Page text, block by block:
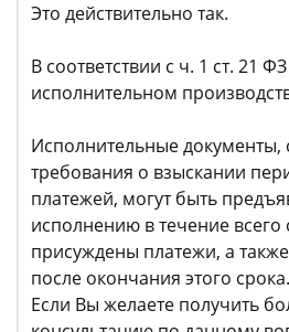
Это действительно так.
В соответствии с ч. 1 ст. 21
исполнительном
Исполнительные
требования о взыскании
платежей, могут быть
исполнению в течение всего
присуждены платежи, а
после окончания этого срока.
Если Вы желаете получить